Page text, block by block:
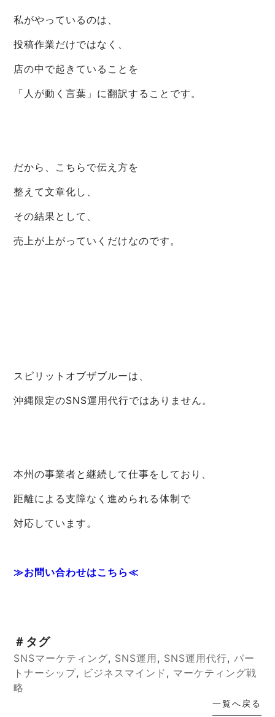
私がやっているのは、
投稿作業だけではなく、
店の中で起きていることを
「人が動く言葉」に翻訳することです。
だから、こちらで伝え方を
整えて文章化し、
その結果として、
売上が上がっていくだけなのです。
スピリットオブザブルーは、
沖縄限定のSNS運用代行ではありません。
本州の事業者と継続して仕事をしており、
距離による支障なく進められる体制で
対応しています。
≫お問い合わせはこちら≪
＃タグ
SNSマーケティング, SNS運用 , SNS運用代行,パー
トナーシップ, ビジネスマインド , マーケティング戦
略
一覧へ戻る